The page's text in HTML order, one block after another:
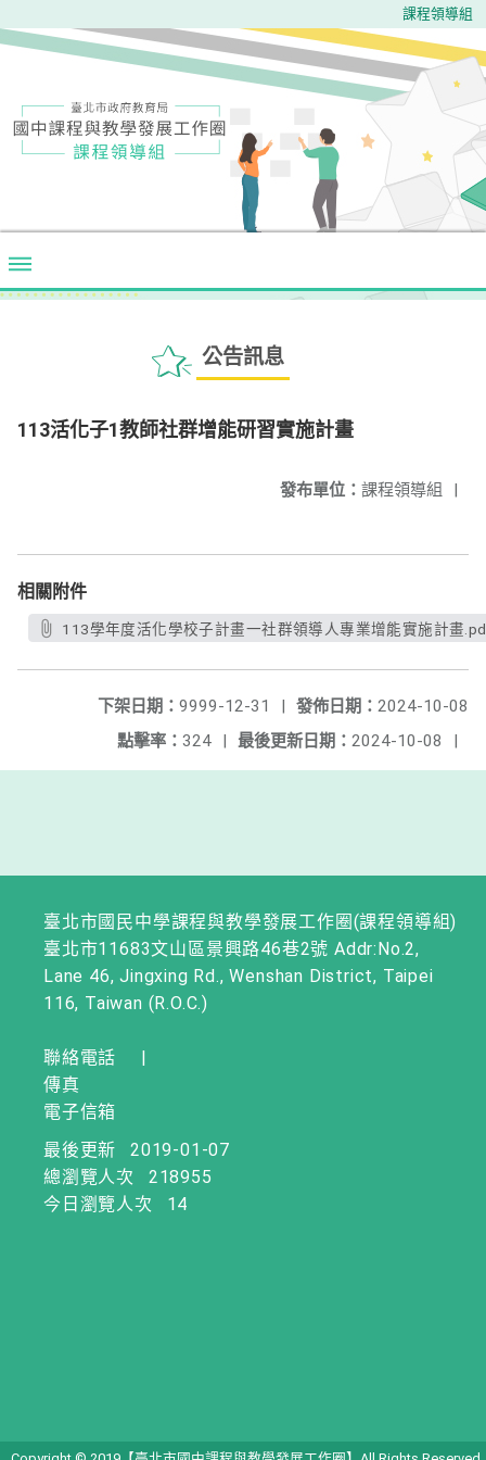
課程領導組
公告訊息
113活化子1教師社群增能研習實施計畫
發布單位： 課程領導組 |
相關附件
113學年度活化學校子計畫一社群領導人專業增能實施計畫
發佈日期： 2024-10-08
下架日期： 9999-12-31
|
最後更新日期： 2024-10-08 |
點擊率： 324 |
臺北市國民中學課程與教學發展工作圈(課程領導組)
臺北市11683文山區景興路46巷2號 Addr:No.2,
Lane 46, Jingxing Rd., Wenshan District, Taipei
116, Taiwan (R.O.C.)
聯絡電話
|
傳真
電子信箱
最後更新
2019-01-07
總瀏覽人次
218955
今日瀏覽人次
14